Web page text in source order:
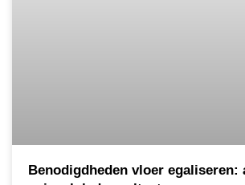
Benodigdheden vloer egaliseren: